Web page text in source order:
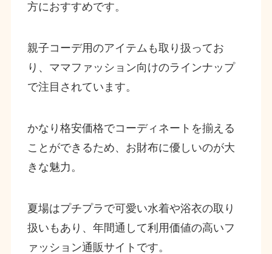
方におすすめです。
親子コーデ用のアイテムも取り扱ってお
り、ママファッション向けのラインナップ
で注目されています。
かなり格安価格でコーディネートを揃える
ことができるため、お財布に優しいのが大
きな魅力。
夏場はプチプラで可愛い水着や浴衣の取り
扱いもあり、年間通して利用価値の高いフ
ァッション通販サイトです。